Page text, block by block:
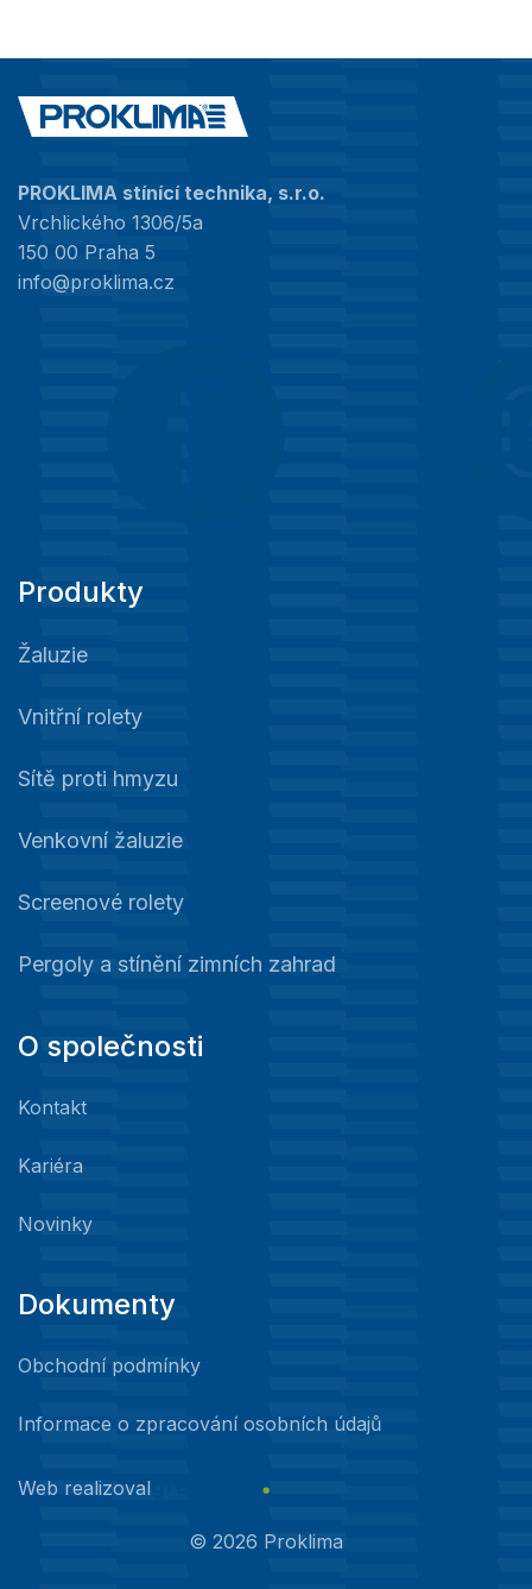
PROKLIMA stínící technika, s.r.o.
Vrchlického 1306/5a
150 00 Praha 5
info@proklima.cz
Produkty
Žaluzie
Vnitřní rolety
Sítě proti hmyzu
Venkovní žaluzie
Screenové rolety
Pergoly a stínění zimních zahrad
O společnosti
Kontakt
Kariéra
Novinky
Dokumenty
Obchodní podmínky
Informace o zpracování osobních údajů
Web realizoval
© 2026 Proklima